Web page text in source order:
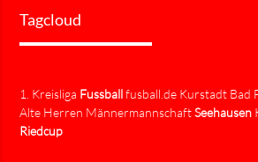
Tagcloud
1. Kreisliga Fussballfusball.de Kurstadt Bad
Alte Herren MännermannschaftSeehausen
Riedcup